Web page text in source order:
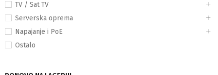
TV / Sat TV
Serverska oprema
Napajanje i PoE
Ostalo